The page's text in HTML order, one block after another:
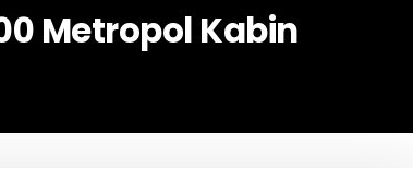
Metropol Kabin